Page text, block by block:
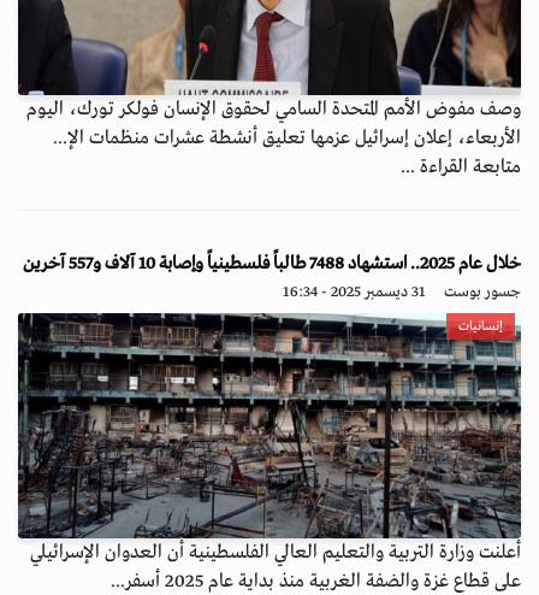
وصف مفوض الأمم المتحدة السامي لحقوق الإنسان فولكر تورك، اليوم
الأربعاء، إعلان إسرائيل عزمها تعليق أنشطة عشرات منظمات الإ...
متابعة القراءة ...
خلال عام 2025.. استشهاد 7488 طالباً فلسطينياً وإصابة 10 آلاف و557 آخرين
جسور بوست 31 ديسمبر 2025 - 16:34
إنسانيات
أعلنت وزارة التربية والتعليم العالي الفلسطينية أن العدوان الإسرائيلي
على قطاع غزة والضفة الغربية منذ بداية عام 2025 أسفر...